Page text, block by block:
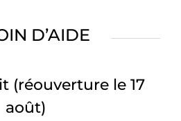
D’AIDE
(réouverture le 17
août)